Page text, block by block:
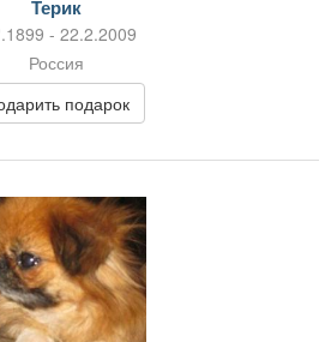
Терик
- 22.2.2009
Россия
подарок